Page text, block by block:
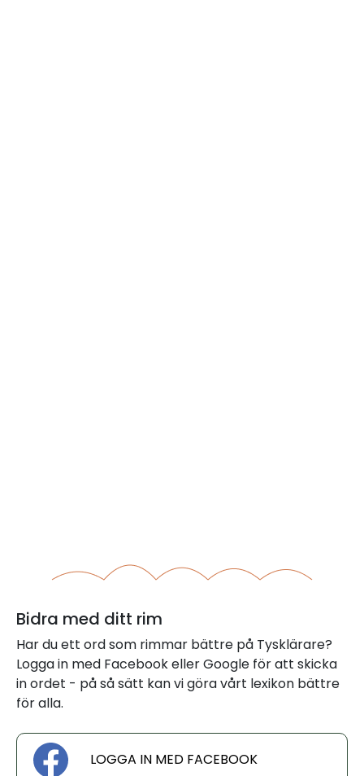
Bidra med ditt rim
Har du ett ord som rimmar bättre på Tysklärare?
Logga in med Facebook eller Google för att skicka
in ordet - på så sätt kan vi göra vårt lexikon bättre
för alla.
LOGGA IN MED FACEBOOK